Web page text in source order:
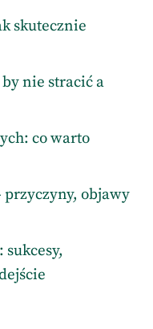
skutecznie
nie stracić a
co warto
przyczyny, objawy